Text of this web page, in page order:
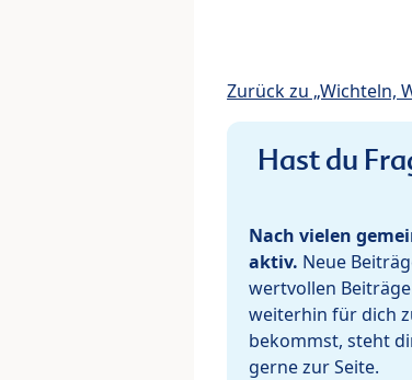
Zurück zu „Wichteln,
Hast du
Nach vielen
aktiv. Neue
wertvollen
weiterhin für dich
bekommst, steht
gerne zur Seite.